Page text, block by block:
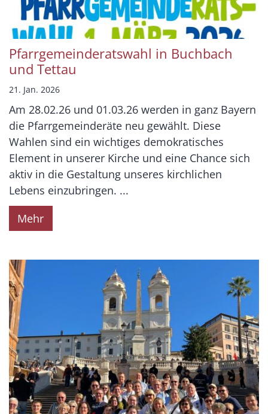
Pfarrgemeinderatswahl in Buchbach
und Tettau
21. Jan. 2026
Am 28.02.26 und 01.03.26 werden in ganz Bayern
die Pfarrgemeinderäte neu gewählt. Diese
Wahlen sind ein wichtiges demokratisches
Element in unserer Kirche und eine Chance sich
aktiv in die Gestaltung unseres kirchlichen
Lebens einzubringen. ...
Mehr